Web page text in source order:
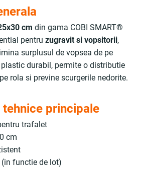
cm din gama COBI SMART®
pentru zugravit si vopsitorii,
surplusul de vopsea de pe
durabil, permite o distributie
rola si previne scurgerile nedorite.
principale
trafalet
cm
(in functie de lot)